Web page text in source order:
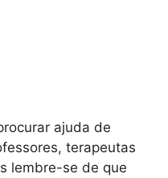
ajuda de
terapeutas
lembre-se de que